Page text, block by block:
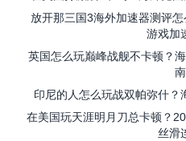
放开那三国3海外加速器测评
游戏加
英国怎么玩巅峰战舰不卡顿？
南
印尼的人怎么玩战双帕弥什
在美国玩天涯明月刀总卡顿？
丝滑